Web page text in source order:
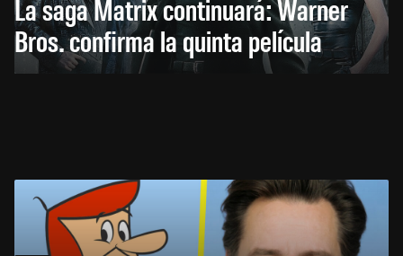
La saga Matrix continuará: Warner
Bros. confirma la quinta película